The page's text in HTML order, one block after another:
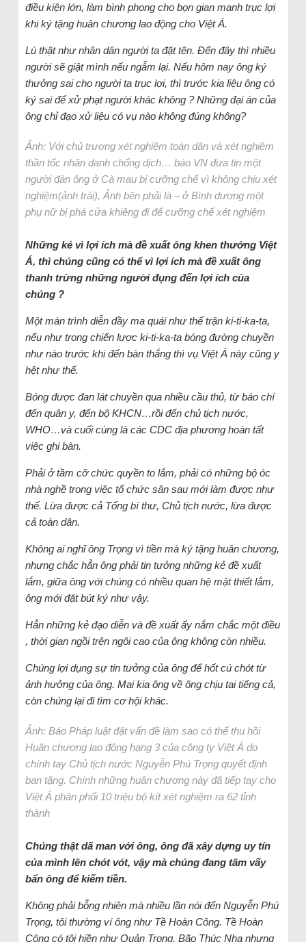
điều kiện lớn, làm bình phong cho bọn gian manh trục lợi
khi ký tặng huân chương lao động cho Việt Á.
Lú thật như nhân dân người ta đặt tên. Đến đây thì nhiều
người sẽ giật mình nếu ngẫm lại. Nếu hôm nay ông ký
thưởng sai cho người ta trục lợi, thì trước kia liệu ông có
ký sai để xử phạt người khác không ? Những đại án của
ông chỉ đạo xử liệu có vụ nào không đúng không?
Ảnh: Với chủ trương xét nghiệm toàn dân và xét nghiệm
thần tốc nhân danh chống dịch… báo VN đưa tin một
người đàn ông ở Cà mau bị cưỡng chế vì không chịu xét
nghiệm(ảnh trái), Ảnh bên phải là – ở Bình dương một
phụ nữ bị phá cửa khiêng đi để cưỡng chế xét nghiệm
Những kẻ vì lợi ích mà đề xuất ông khen thưởng Việt
Á, thì chúng cũng có thể vì lợi ích mà đề xuất ông
thanh trừng những người đụng đến lợi ích của
chúng ?
Một màn trình diễn đầy ma quái như thế trận ki-ti-ka-ta,
nếu như trong chiến lược ki-ti-ka-ta bóng đường chuyền
như nào trước khi đến bàn thắng thì vụ Việt Á này cũng y
hệt như thế.
Bóng được đan lát chuyền qua nhiều cầu thủ, từ báo chí
đến quân y, đến bộ KHCN…rồi đến chủ tịch nước,
WHO…và cuối cùng là các CDC địa phương hoàn tất
việc ghi bàn.
Phải ở tầm cỡ chức quyền to lắm, phải có những bộ óc
nhà nghề trong việc tổ chức sân sau mới làm được như
thế. Lừa được cả Tổng bí thư, Chủ tịch nước, lừa được
cả toàn dân.
Không ai nghĩ ông Trọng vì tiền mà ký tặng huân chương,
nhưng chắc hẳn ông phải tin tưởng những kẻ đề xuất
lắm, giữa ông với chúng có nhiều quan hệ mật thiết lắm,
ông mới đặt bút ký như vậy.
Hẳn những kẻ đạo diễn và đề xuất ấy nắm chắc một điều
, thời gian ngồi trên ngôi cao của ông không còn nhiều.
Chúng lợi dụng sự tin tưởng của ông để hốt cú chót từ
ảnh hưởng của ông. Mai kia ông về ông chịu tai tiếng cả,
còn chúng lại đi tìm cơ hội khác.
Ảnh: Báo Pháp luật đặt vấn đề làm sao có thể thu hồi
Huân chương lao động hạng 3 của công ty Việt Á do
chính tay Chủ tịch nước Nguyễn Phú Trọng quyết định
ban tặng. Chính những huân chương này đã tiếp tay cho
Việt Á phân phối 10 triệu bộ kít xét nghiệm ra 62 tỉnh
thành
Chúng thật dã man với ông, ông đã xây dựng uy tín
của mình lên chót vót, vậy mà chúng đang tâm vấy
bẩn ông để kiếm tiền.
Không phải bỗng nhiên mà nhiều lần nói đến Nguyễn Phú
Trọng, tôi thường ví ông như Tề Hoàn Công. Tề Hoàn
Công có tôi hiền như Quản Trọng, Bão Thúc Nha nhưng